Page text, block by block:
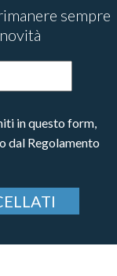
sempre
in questo form,
dal Regolamento